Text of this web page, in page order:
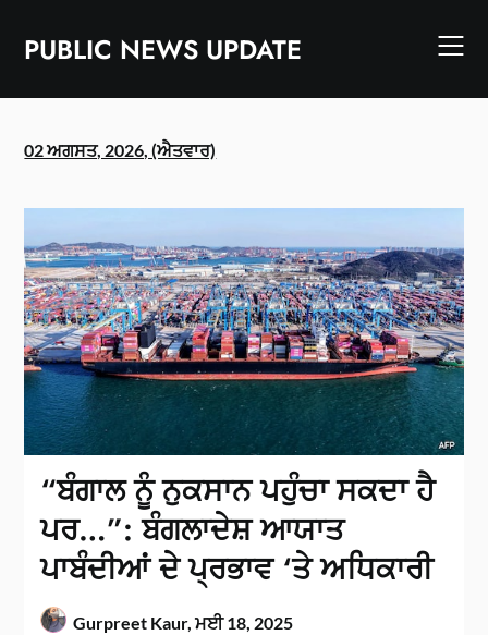
contentPUBLIC NEWS UPDATE
02 ਅਗਸਤ, 2026, (ਐਤਵਾਰ)
“ਬੰਗਾਲ ਨੂੰ ਨੁਕਸਾਨ ਪਹੁੰਚਾ ਸਕਦਾ ਹੈ
ਪਰ…”: ਬੰਗਲਾਦੇਸ਼ ਆਯਾਤ
ਪਾਬੰਦੀਆਂ ਦੇ ਪ੍ਰਭਾਵ ‘ਤੇ ਅਧਿਕਾਰੀ
Gurpreet Kaur,ਮਈ 18, 2025